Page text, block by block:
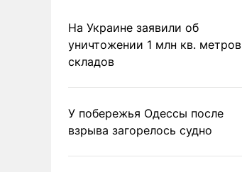
На Украине заявили об
уничтожении 1 млн кв. метров
складов
У побережья Одессы после
взрыва загорелось судно